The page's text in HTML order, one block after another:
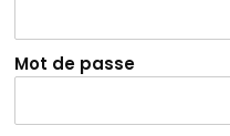
Mot de passe